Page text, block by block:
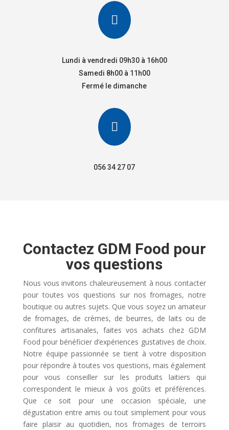

Lundi à vendredi 09h30 à 16h00
Samedi 8h00 à 11h00
Fermé le dimanche

056 34 27 07
Contactez GDM Food pour
vos questions
Nous vous invitons chaleureusement à nous contacter
pour toutes vos questions sur nos fromages, notre
boutique ou autres sujets. Que vous soyez un amateur
de fromages, de crèmes, de beurres, de laits ou de
confitures artisanales, faites vos achats chez GDM
Food pour bénéficier d’expériences gustatives de choix.
Notre équipe passionnée se tient à votre disposition
pour répondre à toutes vos questions, mais également
pour vous conseiller sur les produits laitiers qui
correspondent le mieux à vos goûts et préférences.
Que ce soit pour une occasion spéciale, une
dégustation entre amis ou tout simplement pour vous
faire plaisir au quotidien, nos fromages de terroirs